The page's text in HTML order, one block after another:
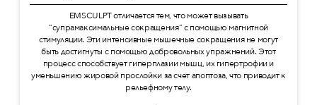
EMSCULPT отличается тем, что может вызывать
“супрамаксимальные сокращения” с помощью магнитной
стимуляции. Эти интенсивные мышечные сокращения не могут
быть достигнуты с помощью добровольных упражнений. Этот
процесс способствует гиперплазии мышц, их гипертрофии и
уменьшению жировой прослойки за счет апоптоза, что приводит к
рельефному телу.